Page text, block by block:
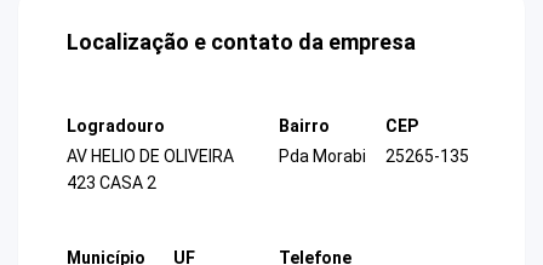
Localização e contato da empresa
Logradouro
AV HELIO DE OLIVEIRA
423 CASA 2
Bairro
Pda Morabi
CEP
25265-135
Município
UF
Telefone